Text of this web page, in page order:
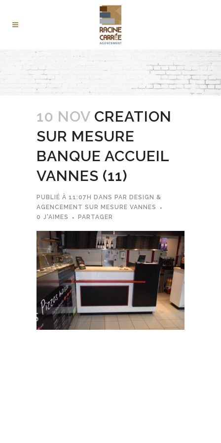
10 NOV CREATION
SUR MESURE
BANQUE ACCUEIL
VANNES (11)
PUBLIÉ À 11:07H DANS PAR DESIGN &
AGENCEMENT SUR MESURE VANNES
0 J'AIMES PARTAGER